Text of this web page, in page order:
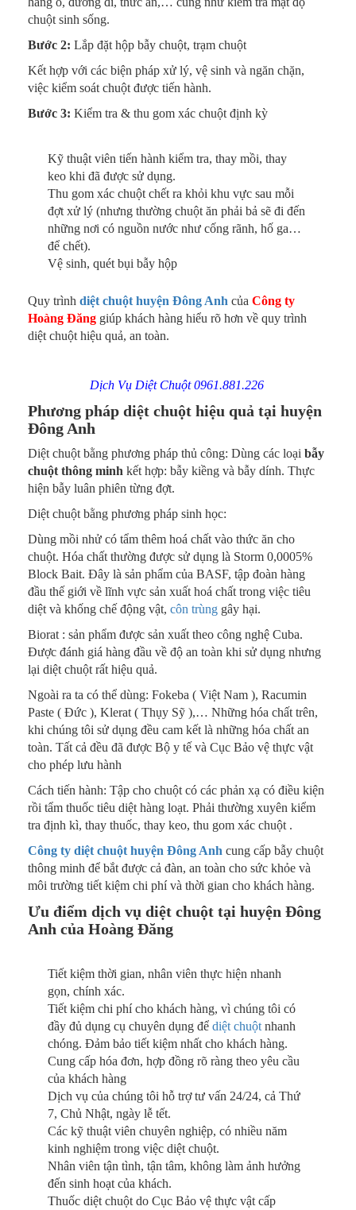
chuột sinh sống.
Bước 2: Lắp đặt hộp bẫy chuột, trạm chuột
Kết hợp với các biện pháp xử lý, vệ sinh và ngăn chặn,
việc kiểm soát chuột được tiến hành.
Bước 3: Kiểm tra & thu gom xác chuột định kỳ
Kỹ thuật viên tiến hành kiểm tra, thay mồi, thay
keo khi đã được sử dụng.
Thu gom xác chuột chết ra khỏi khu vực sau mỗi
đợt xử lý (nhưng thường chuột ăn phải bả sẽ đi đến
những nơi có nguồn nước như cống rãnh, hố ga…
để chết).
Vệ sinh, quét bụi bẫy hộp
Quy trình diệt chuột huyện Đông Anh của Công ty
Hoàng Đăng giúp khách hàng hiểu rõ hơn về quy trình
diệt chuột hiệu quả, an toàn.
Dịch Vụ Diệt Chuột 0961.881.226
Phương pháp diệt chuột hiệu quả tại huyện
Đông Anh
Diệt chuột bằng phương pháp thủ công: Dùng các loại bẫy
chuột thông minh kết hợp: bẫy kiềng và bẫy dính. Thực
hiện bẫy luân phiên từng đợt.
Diệt chuột bằng phương pháp sinh học:
Dùng mồi nhử có tẩm thêm hoá chất vào thức ăn cho
chuột. Hóa chất thường được sử dụng là Storm 0,0005%
Block Bait. Đây là sản phẩm của BASF, tập đoàn hàng
đầu thế giới về lĩnh vực sản xuất hoá chất trong việc tiêu
diệt và khống chế động vật, côn trùng gây hại.
Biorat : sản phẩm được sản xuất theo công nghệ Cuba.
Được đánh giá hàng đầu về độ an toàn khi sử dụng nhưng
lại diệt chuột rất hiệu quả.
Ngoài ra ta có thể dùng: Fokeba ( Việt Nam ), Racumin
Paste ( Đức ), Klerat ( Thụy Sỹ ),… Những hóa chất trên,
khi chúng tôi sử dụng đều cam kết là những hóa chất an
toàn. Tất cả đều đã được Bộ y tế và Cục Bảo vệ thực vật
cho phép lưu hành
Cách tiến hành: Tập cho chuột có các phản xạ có điều kiện
rồi tẩm thuốc tiêu diệt hàng loạt. Phải thường xuyên kiểm
tra định kì, thay thuốc, thay keo, thu gom xác chuột .
Công ty diệt chuột huyện Đông Anh cung cấp bẫy chuột
thông minh để bắt được cả đàn, an toàn cho sức khỏe và
môi trường tiết kiệm chi phí và thời gian cho khách hàng.
Ưu điểm dịch vụ diệt chuột tại huyện Đông
Anh của Hoàng Đăng
Tiết kiệm thời gian, nhân viên thực hiện nhanh
gọn, chính xác.
Tiết kiệm chi phí cho khách hàng, vì chúng tôi có
đầy đủ dụng cụ chuyên dụng để diệt chuột nhanh
chóng. Đảm bảo tiết kiệm nhất cho khách hàng.
Cung cấp hóa đơn, hợp đồng rõ ràng theo yêu cầu
của khách hàng
Dịch vụ của chúng tôi hỗ trợ tư vấn 24/24, cả Thứ
7, Chủ Nhật, ngày lễ tết.
Các kỹ thuật viên chuyên nghiệp, có nhiều năm
kinh nghiệm trong việc diệt chuột.
Nhân viên tận tình, tận tâm, không làm ảnh hưởng
đến sinh hoạt của khách.
Thuốc diệt chuột do Cục Bảo vệ thực vật cấp